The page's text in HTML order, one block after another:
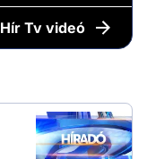
Hír Tv videó